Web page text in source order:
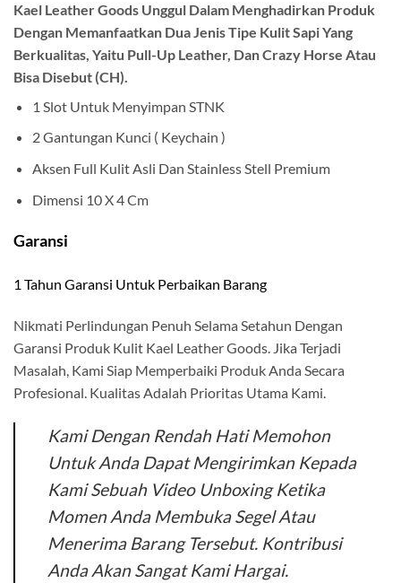
Kael Leather Goods Unggul Dalam Menghadirkan Produk
Dengan Memanfaatkan Dua Jenis Tipe Kulit Sapi Yang
Berkualitas, Yaitu Pull-Up Leather, Dan Crazy Horse Atau
Bisa Disebut (CH).
1 Slot Untuk Menyimpan STNK
2 Gantungan Kunci ( Keychain )
Aksen Full Kulit Asli Dan Stainless Stell Premium
Dimensi 10 X 4 Cm
Garansi
1 Tahun Garansi Untuk Perbaikan Barang
Nikmati Perlindungan Penuh Selama Setahun Dengan
Garansi Produk Kulit Kael Leather Goods. Jika Terjadi
Masalah, Kami Siap Memperbaiki Produk Anda Secara
Profesional. Kualitas Adalah Prioritas Utama Kami.
Kami Dengan Rendah Hati Memohon
Untuk Anda Dapat Mengirimkan Kepada
Kami Sebuah Video Unboxing Ketika
Momen Anda Membuka Segel Atau
Menerima Barang Tersebut. Kontribusi
Anda Akan Sangat Kami Hargai.